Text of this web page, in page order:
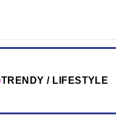
TRENDY / LIFESTYLE